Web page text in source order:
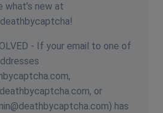
what’s new at
- If your email to one of
,
, or
) has